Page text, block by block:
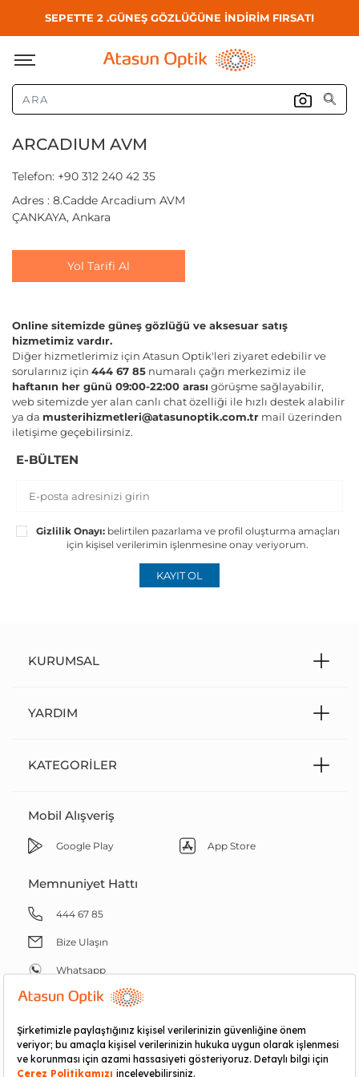
SEPETTE 2 .GÜNEŞ GÖZLÜĞÜNE İNDİRİM FIRSATI
ARCADIUM AVM
Telefon: +90 312 240 42 35
Adres : 8.Cadde Arcadium AVM
ÇANKAYA, Ankara
Yol Tarifi Al
Online sitemizde güneş gözlüğü ve aksesuar satış
hizmetimiz vardır.
Diğer hizmetlerimiz için Atasun Optik'leri ziyaret edebilir ve
sorularınız için 444 67 85 numaralı çağrı merkezimiz ile
haftanın her günü 09:00-22:00 arası görüşme sağlayabilir,
web sitemizde yer alan canlı chat özelliği ile hızlı destek alabilir
ya da musterihizmetleri@atasunoptik.com.tr mail üzerinden
iletişime geçebilirsiniz.
E-BÜLTEN
Gizlilik Onayı:belirtilen pazarlama ve profil oluşturma amaçları
için kişisel verilerimin işlenmesine onay veriyorum.
KAYIT OL
KURUMSAL
YARDIM
KATEGORILER
Mobil Alışveriş
Google Play App Store
Memnuniyet Hattı
444 67 85
Bize Ulaşın
Whatsapp